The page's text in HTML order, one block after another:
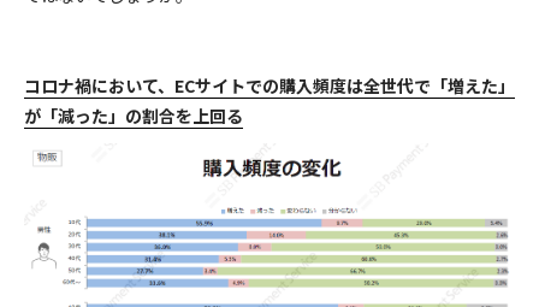
コロナ禍において、ECサイトでの購入頻度は全世代で「増えた」
が「減った」の割合を上回る